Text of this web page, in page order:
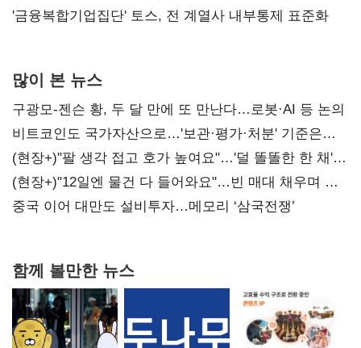
'금융복합기업집단' 토스, 전 계열사 내부통제 표준화
많이 본 뉴스
구광모-젠슨 황, 두 달 만에 또 만난다…로봇·AI 등 논의
비트코인도 국가자산으로…'보관·평가·처분' 기준은
숙제
(현장+)"팔 생각 접고 호가 높여요"…'덜 똘똘한 한 채'
20억 키맞추기
(현장+)"12일엔 물건 다 들어와요"…빈 매대 채우며 문
연 홈플러스
중국 이어 대만도 설비투자…메모리 ‘삼국전쟁’
함께 볼만한 뉴스